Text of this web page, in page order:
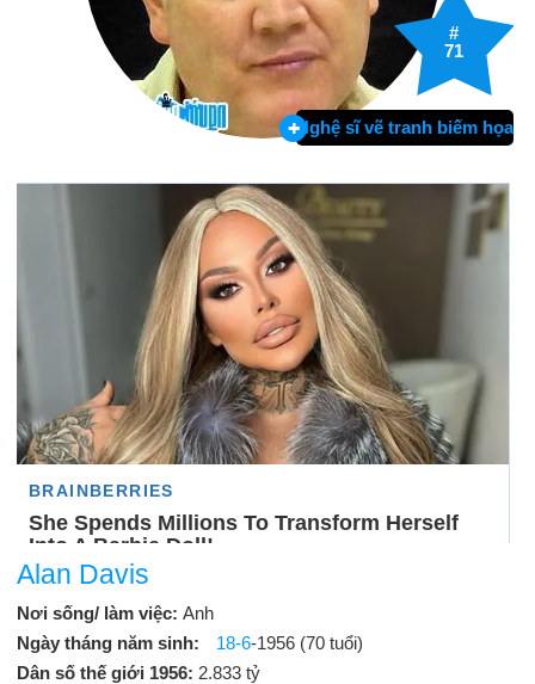
#
71
Nghệ sĩ vẽ tranh biếm họa
Alan Davis
Nơi sống/ làm việc: Anh
Ngày tháng năm sinh:
18-6-1956 (70 tuổi)
Dân số thế giới 1956: 2.833 tỷ